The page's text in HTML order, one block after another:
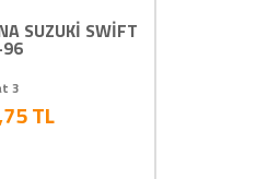
Suzuki Swift 05-11 4x4